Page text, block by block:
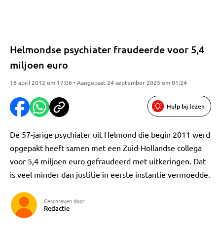
Helmondse psychiater fraudeerde voor 5,4
miljoen euro
18 april 2012 om 17:06 • Aangepast 24 september 2025 om 01:24
Hulp bij lezen
De 57-jarige psychiater uit Helmond die begin 2011 werd
opgepakt heeft samen met een Zuid-Hollandse collega
voor 5,4 miljoen euro gefraudeerd met uitkeringen. Dat
is veel minder dan justitie in eerste instantie vermoedde.
Geschreven door
Redactie